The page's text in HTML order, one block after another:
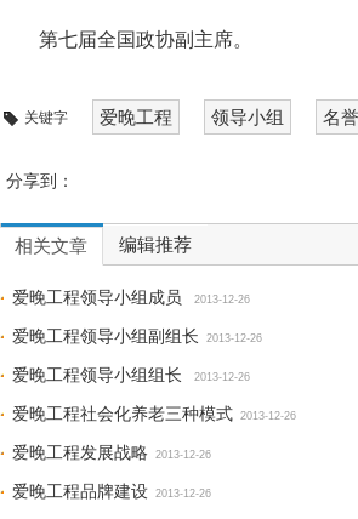
第七届全国政协副主席。
关键字 爱晚工程 领导小组 名
分享到：
相关文章 编辑推荐
爱晚工程领导小组成员 2013-12-26
爱晚工程领导小组副组长 2013-12-26
爱晚工程领导小组组长 2013-12-26
爱晚工程社会化养老三种模式 2013-12-26
爱晚工程发展战略 2013-12-26
爱晚工程品牌建设 2013-12-26